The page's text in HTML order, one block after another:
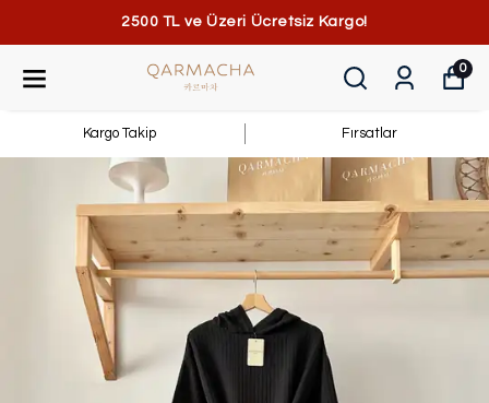
2500 TL ve Üzeri Ücretsiz Kargo!
0
Kargo Takip Fırsatlar